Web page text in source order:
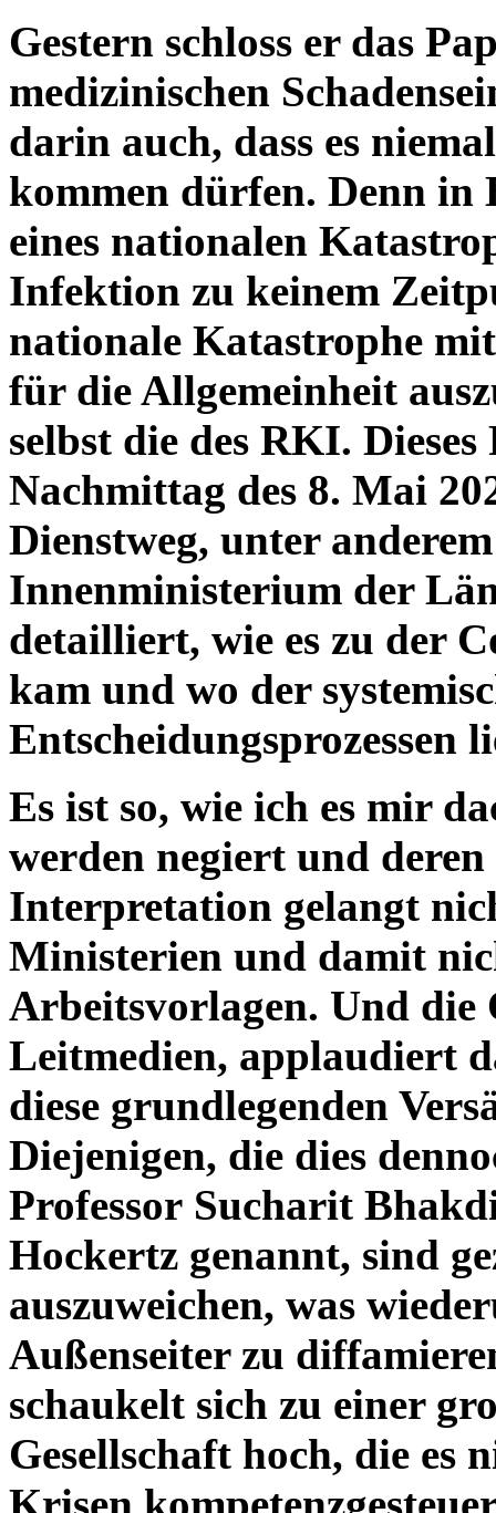
Gestern schloss er das
medizinischen
darin auch, dass es
kommen dürfen. Denn in
eines nationalen
Infektion zu keinem
nationale Katastrophe
für die Allgemeinheit
selbst die des RKI.
Nachmittag des 8. Mai
Dienstweg, unter
Innenministerium der
detailliert, wie es zu der
kam und wo der
Entscheidungsprozessen
Es ist so, wie ich es mir
werden negiert und
Interpretation gelangt
Ministerien und damit
Arbeitsvorlagen. Und
Leitmedien, applaudiert
diese grundlegenden
Diejenigen, die dies
Professor Sucharit
Hockertz genannt, sind
auszuweichen, was
Außenseiter zu
schaukelt sich zu einer
Gesellschaft hoch, die es